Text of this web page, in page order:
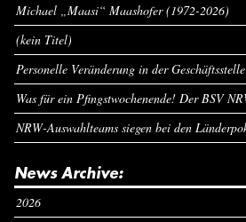
Michael „Maasi“ Maashofer (1972-2026)
(kein Titel)
Personelle Veränderung in der Geschäftsstelle
News Archive:
2026